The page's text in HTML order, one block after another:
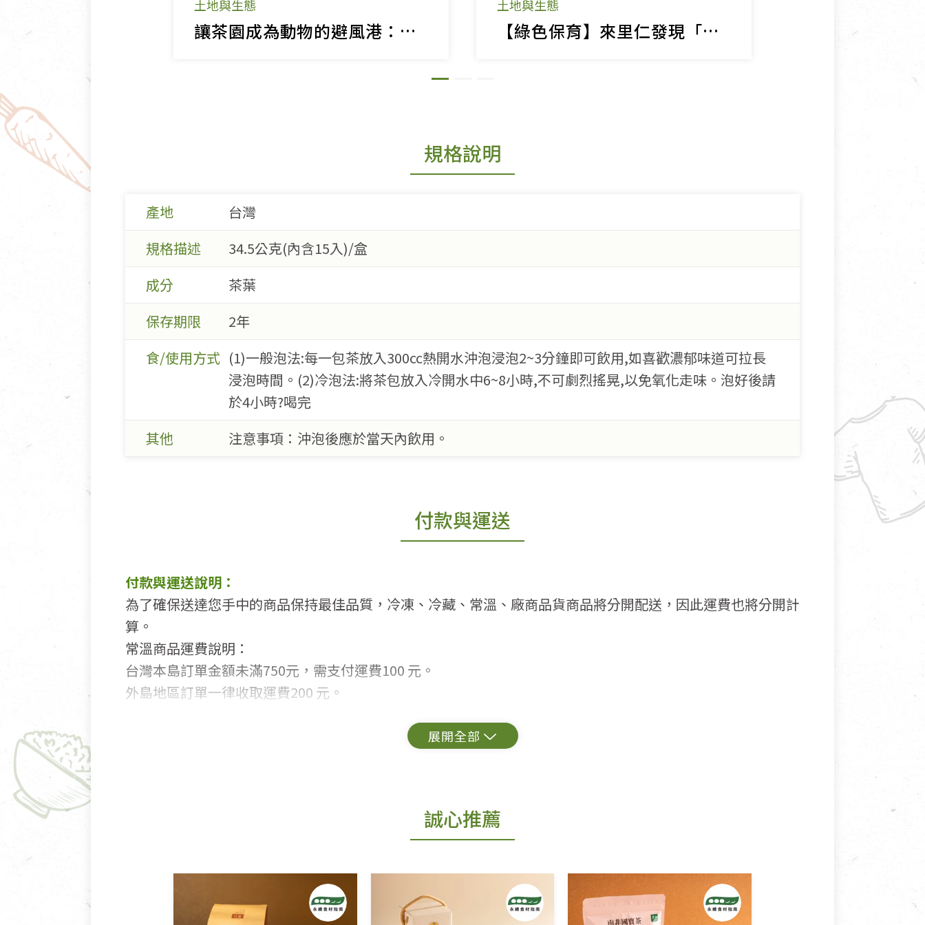
土地與生態
讓茶園成為動物的避風港：探索綠色保育茶品的故事
土地與生態
【綠色保育】來里仁發現「綠」食力，為動物「留」生機！ 品一口土地的
規格說明
產地
台灣
規格描述
34.5公克(內含15入)/盒
成分
茶葉
保存期限
2年
食/使用方式 (1)一般泡法:每一包茶放入300cc熱開水沖泡浸泡2~3分鐘即可飲用,如喜歡濃郁味道可拉長
浸泡時間。(2)冷泡法:將茶包放入冷開水中6~8小時,不可劇烈搖晃,以免氧化走味。泡好後請
於4小時?喝完
其他
注意事項：沖泡後應於當天內飲用。
付款與運送
付款與運送說明：
為了確保送達您手中的商品保持最佳品質，冷凍、冷藏、常溫、廠商品貨商品將分開配送，因此運費也將分開計
算。
常溫商品運費說明：
台灣本島訂單金額未滿750元，需支付運費100 元。
外島地區訂單一律收取運費200 元。
若您購買的商品有下列「不適用七天鑑賞期商品」情形者，除商品瑕疵以外，恕不接受退換貨.
誠心推薦